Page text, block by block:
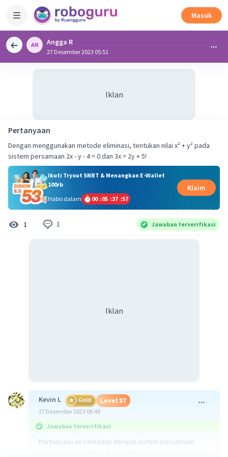
Masuk
Angga R
27 Desember 2023 05:51
Iklan
Pertanyaan
Dengan menggunakan metode eliminasi, tentukan nilai x² + y² pada
sistem persamaan 2x - y - 4 = 0 dan 3x = 2y + 5!
Ikuti Tryout SNBT & Menangkan E-Wallet
100rb
Habis dalam
00 :05 :37 :57
Klaim
1 1 Jawaban terverifikasi
Iklan
Kevin L Gold Level 87
27 Desember 2023 06:48
Jawaban terverifikasi
Pertanyaan ini berkaitan dengan sistem persamaan